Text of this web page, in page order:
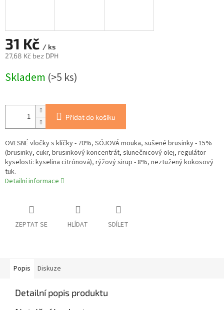
31 Kč / ks
27,68 Kč bez DPH
cena:
Skladem (>5 ks)
Přidat do košíku
OVESNÉ vločky s klíčky - 70%, SÓJOVÁ mouka, sušené brusinky - 15%
(brusinky, cukr, brusinkový koncentrát, slunečnicový olej, regulátor
kyselosti: kyselina citrónová), rýžový sirup - 8%, neztužený kokosový
tuk.
Detailní informace
ZEPTAT SE HLÍDAT SDÍLET
Popis Diskuze
Detailní popis produktu